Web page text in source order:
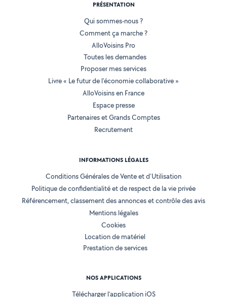
PRÉSENTATION
Qui sommes-nous ?
Comment ça marche ?
AlloVoisins Pro
Toutes les demandes
Proposer mes services
Livre « Le futur de l'économie collaborative »
AlloVoisins en France
Espace presse
Partenaires et Grands Comptes
Recrutement
INFORMATIONS LÉGALES
Conditions Générales de Vente et d'Utilisation
Politique de confidentialité et de respect de la vie privée
Référencement, classement des annonces et contrôle des avis
Mentions légales
Cookies
Location de matériel
Prestation de services
NOS APPLICATIONS
Télécharger l’application iOS